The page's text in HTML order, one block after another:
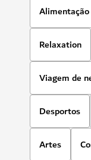
Alimentação
Relaxation
Viagem de
Desportos
Artes